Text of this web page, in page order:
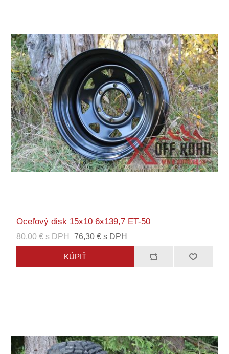
Oceľový disk 15x10 6x139,7 ET-50
80,00 € s DPH 76,30 € s DPH